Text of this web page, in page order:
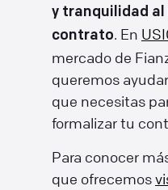
y tranquilidad al
contrato. En
mercado de
queremos
que necesitas
formalizar tu
Para conocer
que ofrecemos